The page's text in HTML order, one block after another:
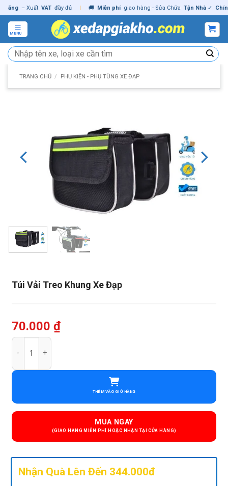
Skip
to
content
– Xuất VAT đầy đủ | 🚚 Miễn phí giao hàng - Sửa Chữa Tận Nhà ✓ Chính
MENU
Tìm
kiếm:
TRANG CHỦ / PHỤ KIỆN - PHỤ TÙNG XE ĐẠP
Túi Vải Treo Khung Xe Đạp
70.000 ₫
Túi Vải Treo Khung Xe Đạp số lượng
THÊM VÀO GIỎ HÀNG
MUA NGAY
Nhận Quà Lên Đến 344.000đ